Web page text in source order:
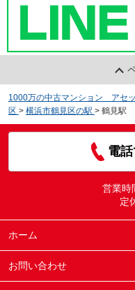
1000万の中古マンション アセ
区 > 横浜市鶴見区の駅 > 鶴見駅
電
営業時
定
ホーム
お問い合わせ